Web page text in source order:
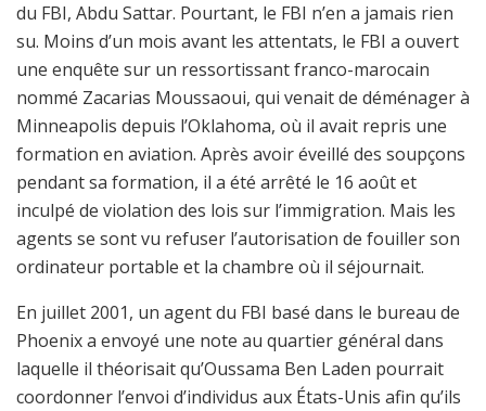
du FBI, Abdu Sattar. Pourtant, le FBI n’en a jamais rien
su. Moins d’un mois avant les attentats, le FBI a ouvert
une enquête sur un ressortissant franco-marocain
nommé Zacarias Moussaoui, qui venait de déménager à
Minneapolis depuis l’Oklahoma, où il avait repris une
formation en aviation. Après avoir éveillé des soupçons
pendant sa formation, il a été arrêté le 16 août et
inculpé de violation des lois sur l’immigration. Mais les
agents se sont vu refuser l’autorisation de fouiller son
ordinateur portable et la chambre où il séjournait.
En juillet 2001, un agent du FBI basé dans le bureau de
Phoenix a envoyé une note au quartier général dans
laquelle il théorisait qu’Oussama Ben Laden pourrait
coordonner l’envoi d’individus aux États-Unis afin qu’ils